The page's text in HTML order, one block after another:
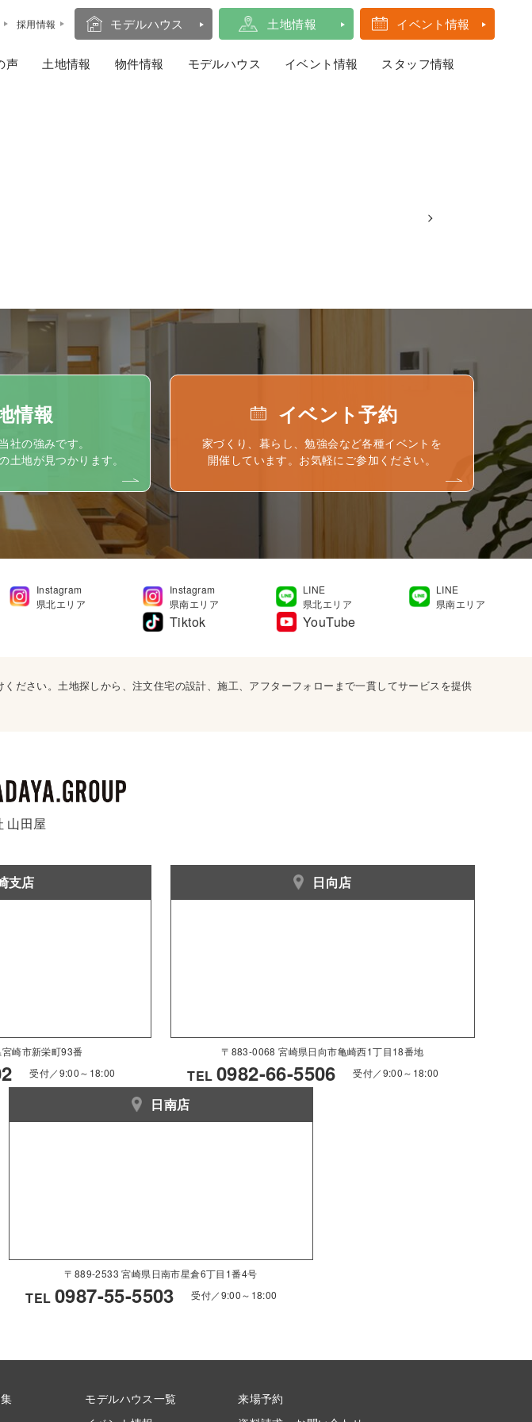
採用情報 モデルハウス 土地情報 イベント情報
声 土地情報 物件情報 モデルハウス イベント情報 スタッフ情報
情報
社の強みです。
土地が見つかります。
イベント予約
家づくり、暮らし、勉強会など各種イベントを
開催しています。お気軽にご参加ください。
Instagram
県北エリア
Instagram
県南エリア
LINE
県北エリア
LINE
県南エリア
Tiktok YouTube
ださい。土地探しから、注文住宅の設計、施工、アフターフォローまで一貫してサービスを提供
山田屋
支店
崎市新栄町93番
受付／9:00～18:00
日向店
〒883-0068 宮崎県日向市亀崎西1丁目18番地
TEL0982-66-5506 受付／9:00～18:00
日南店
〒889-2533 宮崎県日南市星倉6丁目1番4号
TEL0987-55-5503 受付／9:00～18:00
モデルハウス一覧
来場予約